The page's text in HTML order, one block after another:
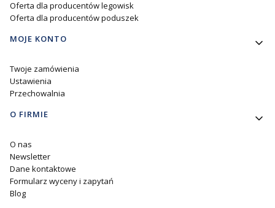
Oferta dla producentów legowisk
Oferta dla producentów poduszek
MOJE KONTO
Twoje zamówienia
Ustawienia
Przechowalnia
O FIRMIE
O nas
Newsletter
Dane kontaktowe
Formularz wyceny i zapytań
Blog